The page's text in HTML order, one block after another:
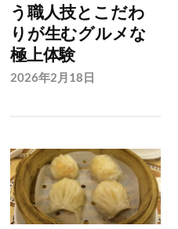
う職人技とこだわ
りが生むグルメな
極上体験
2026年2月18日